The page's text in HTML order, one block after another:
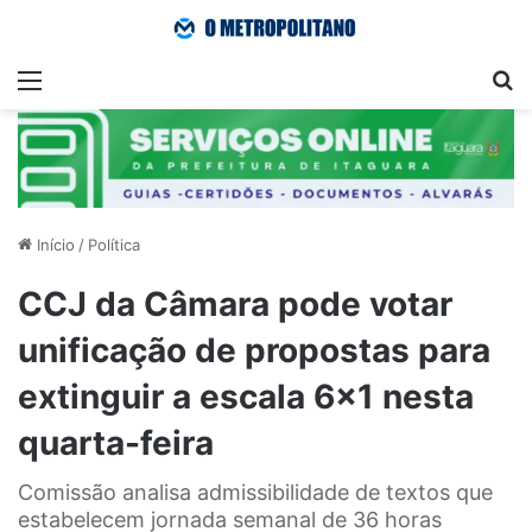
Menu
Início / Política
CCJ da Câmara pode votar
unificação de propostas para
extinguir a escala 6×1 nesta
quarta-feira
Comissão analisa admissibilidade de textos que
estabelecem jornada semanal de 36 horas